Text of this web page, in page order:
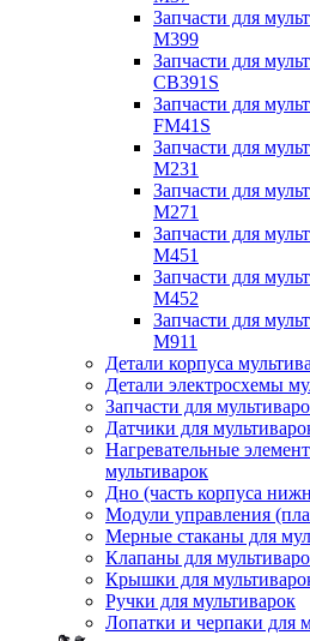
Запчасти для
M399
Запчасти для
CB391S
Запчасти для
FM41S
Запчасти для
M231
Запчасти для
M271
Запчасти для
M451
Запчасти для
M452
Запчасти для
M911
Детали корпуса
Детали электросхемы
Запчасти для
Датчики для
Нагревательные
мультиварок
Дно (часть корпуса
Модули управления
Мерные стаканы для
Клапаны для
Крышки для
Ручки для мультиварок
Лопатки и черпаки для